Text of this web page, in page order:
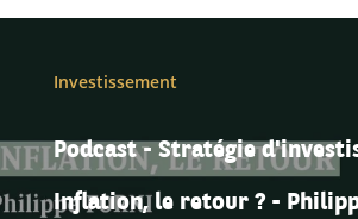
Investissement
Podcast - Stratégie
Inflation, le retour ? -